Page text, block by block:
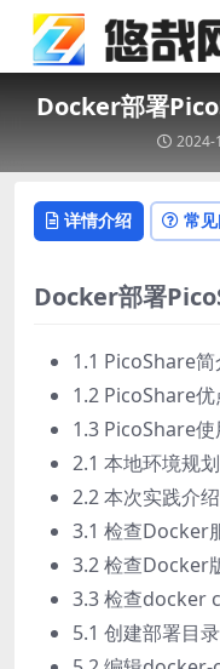
Docker部署
2024-
详情介绍 常
Docker部署
1.1 PicoShare简
1.2 PicoShare优
1.3 PicoShare
2.1 本地环境规划
2.2 本次实践介绍
3.1 检查Docker
3.2 检查Docker
3.3 检查docker
5.1 创建部署目录